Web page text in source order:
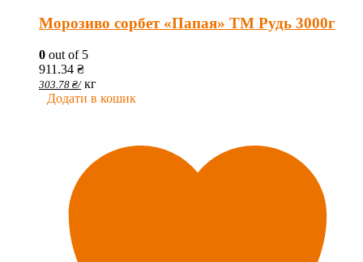
Морозиво сорбет «Папая» ТМ Рудь 3000г
0 out of 5
911.34 ₴
303.78 ₴/ кг
Додати в кошик